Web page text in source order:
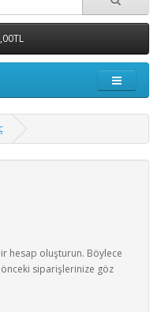
hesap oluşturun. Böylece
siparişlerinize göz